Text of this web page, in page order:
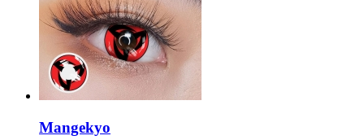
Mangekyo